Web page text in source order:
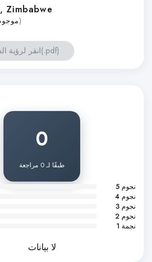
, Zimbabwe
(Jan 2020 - موجود)
انقر لرؤية السيرة الذاتية(.pdf)
0
طبقًا لـ 0 مراجعة
5 نجوم
4 نجوم
3 نجوم
2 نجوم
1 نجمة
لا بيانات